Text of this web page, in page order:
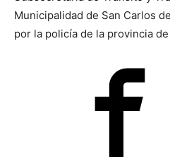
Municipalidad de San Carlos
por la policía de la provincia